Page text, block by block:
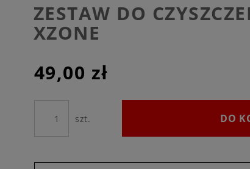
ZESTAW DO
XZONE
49,00 zł
szt. DO